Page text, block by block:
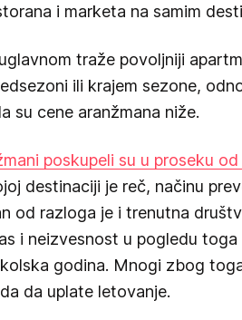
i marketa na samim
traže povoljniji
ili krajem sezone,
su cene aranžmana niže.
poskupeli su u proseku
destinaciji je reč, načinu
od razloga je i trenutna
i neizvesnost u pogledu
godina. Mnogi zbog
da uplate letovanje.